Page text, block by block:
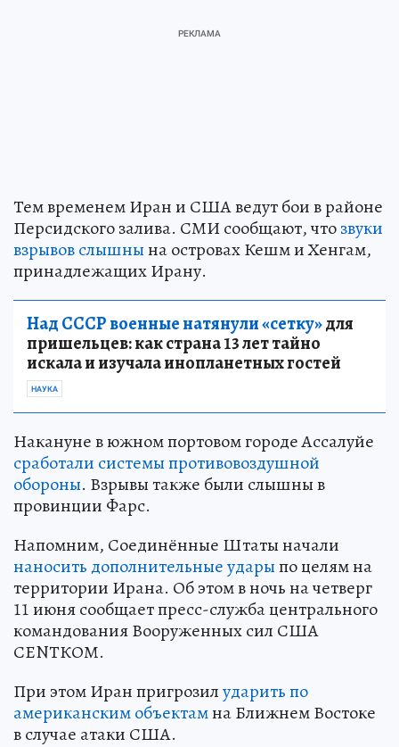
Тем временем Иран и США ведут бои в районе
Персидского залива. СМИ сообщают, чтозвуки
взрывов слышнына островах Кешм и Хенгам,
принадлежащих Ирану.
Над СССР военные натянули «сетку»для
пришельцев: как страна 13 лет тайно
искала и изучала инопланетных гостей
НАУКА
Накануне в южном портовом городе Ассалуйе
сработали системы противовоздушной
обороны. Взрывы также были слышны в
провинции Фарс.
Напомним, Соединённые Штаты начали
наносить дополнительные ударыпо целям на
территории Ирана. Об этом в ночь на четверг
11 июня сообщает пресс-служба центрального
командования Вооруженных сил США
СЕNТКОМ.
При этом Иран пригрозилударить по
американским объектамна Ближнем Востоке
в случае атаки США.